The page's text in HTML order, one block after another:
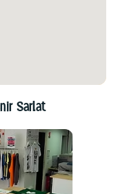
Sarlat